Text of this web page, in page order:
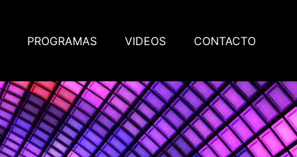
PROGRAMAS VIDEOS CONTACTO